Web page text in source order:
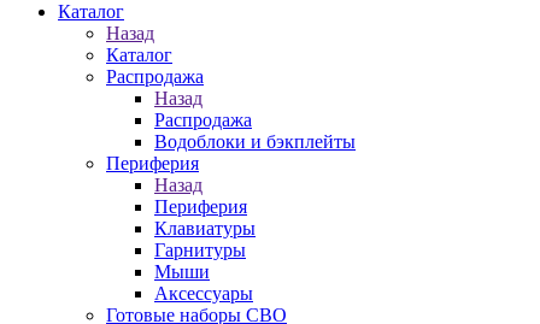
Каталог
Назад
Каталог
Распродажа
Назад
Распродажа
Водоблоки и бэкплейты
Периферия
Назад
Периферия
Клавиатуры
Гарнитуры
Мыши
Аксессуары
Готовые наборы СВО